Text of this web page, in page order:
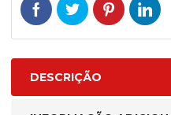
DESCRIÇÃO